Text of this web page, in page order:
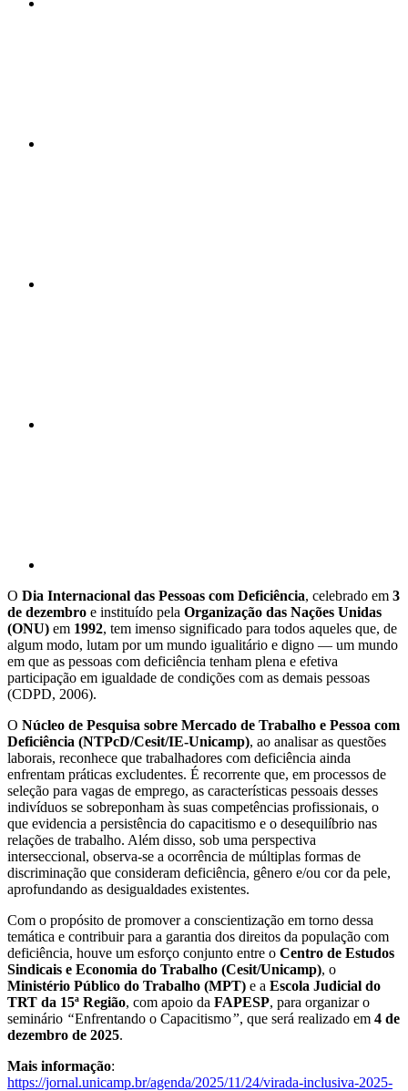
O Dia Internacional das Pessoas com Deficiência, celebrado em 3
de dezembro e instituído pela Organização das Nações Unidas
(ONU) em 1992, tem imenso significado para todos aqueles que, de
algum modo, lutam por um mundo igualitário e digno — um mundo
em que as pessoas com deficiência tenham plena e efetiva
participação em igualdade de condições com as demais pessoas
(CDPD, 2006).
O Núcleo de Pesquisa sobre Mercado de Trabalho e Pessoa com
Deficiência (NTPcD/Cesit/IE-Unicamp), ao analisar as questões
laborais, reconhece que trabalhadores com deficiência ainda
enfrentam práticas excludentes. É recorrente que, em processos de
seleção para vagas de emprego, as características pessoais desses
indivíduos se sobreponham às suas competências profissionais, o
que evidencia a persistência do capacitismo e o desequilíbrio nas
relações de trabalho. Além disso, sob uma perspectiva
interseccional, observa-se a ocorrência de múltiplas formas de
discriminação que consideram deficiência, gênero e/ou cor da pele,
aprofundando as desigualdades existentes.
Com o propósito de promover a conscientização em torno dessa
temática e contribuir para a garantia dos direitos da população com
deficiência, houve um esforço conjunto entre o Centro de Estudos
Sindicais e Economia do Trabalho (Cesit/Unicamp), o
Ministério Público do Trabalho (MPT) e a Escola Judicial do
TRT da 15ª Região, com apoio da FAPESP, para organizar o
seminário “Enfrentando o Capacitismo”, que será realizado em 4 de
dezembro de 2025.
Mais informação:
https://jornal.unicamp.br/agenda/2025/11/24/virada-inclusiva-2025-